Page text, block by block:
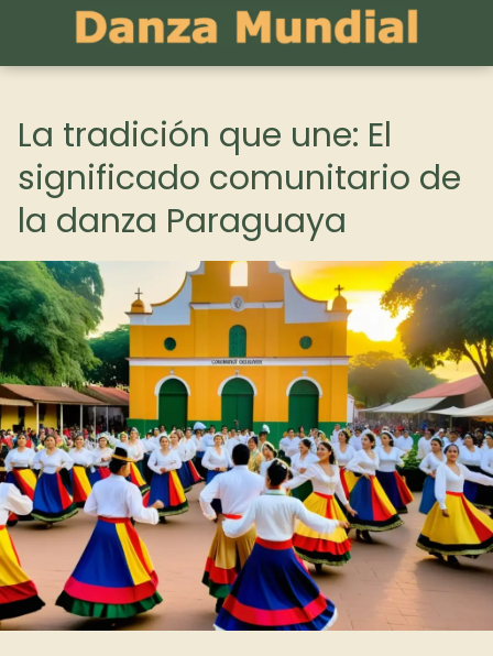
La tradición que une: El
significado comunitario de
la danza Paraguaya